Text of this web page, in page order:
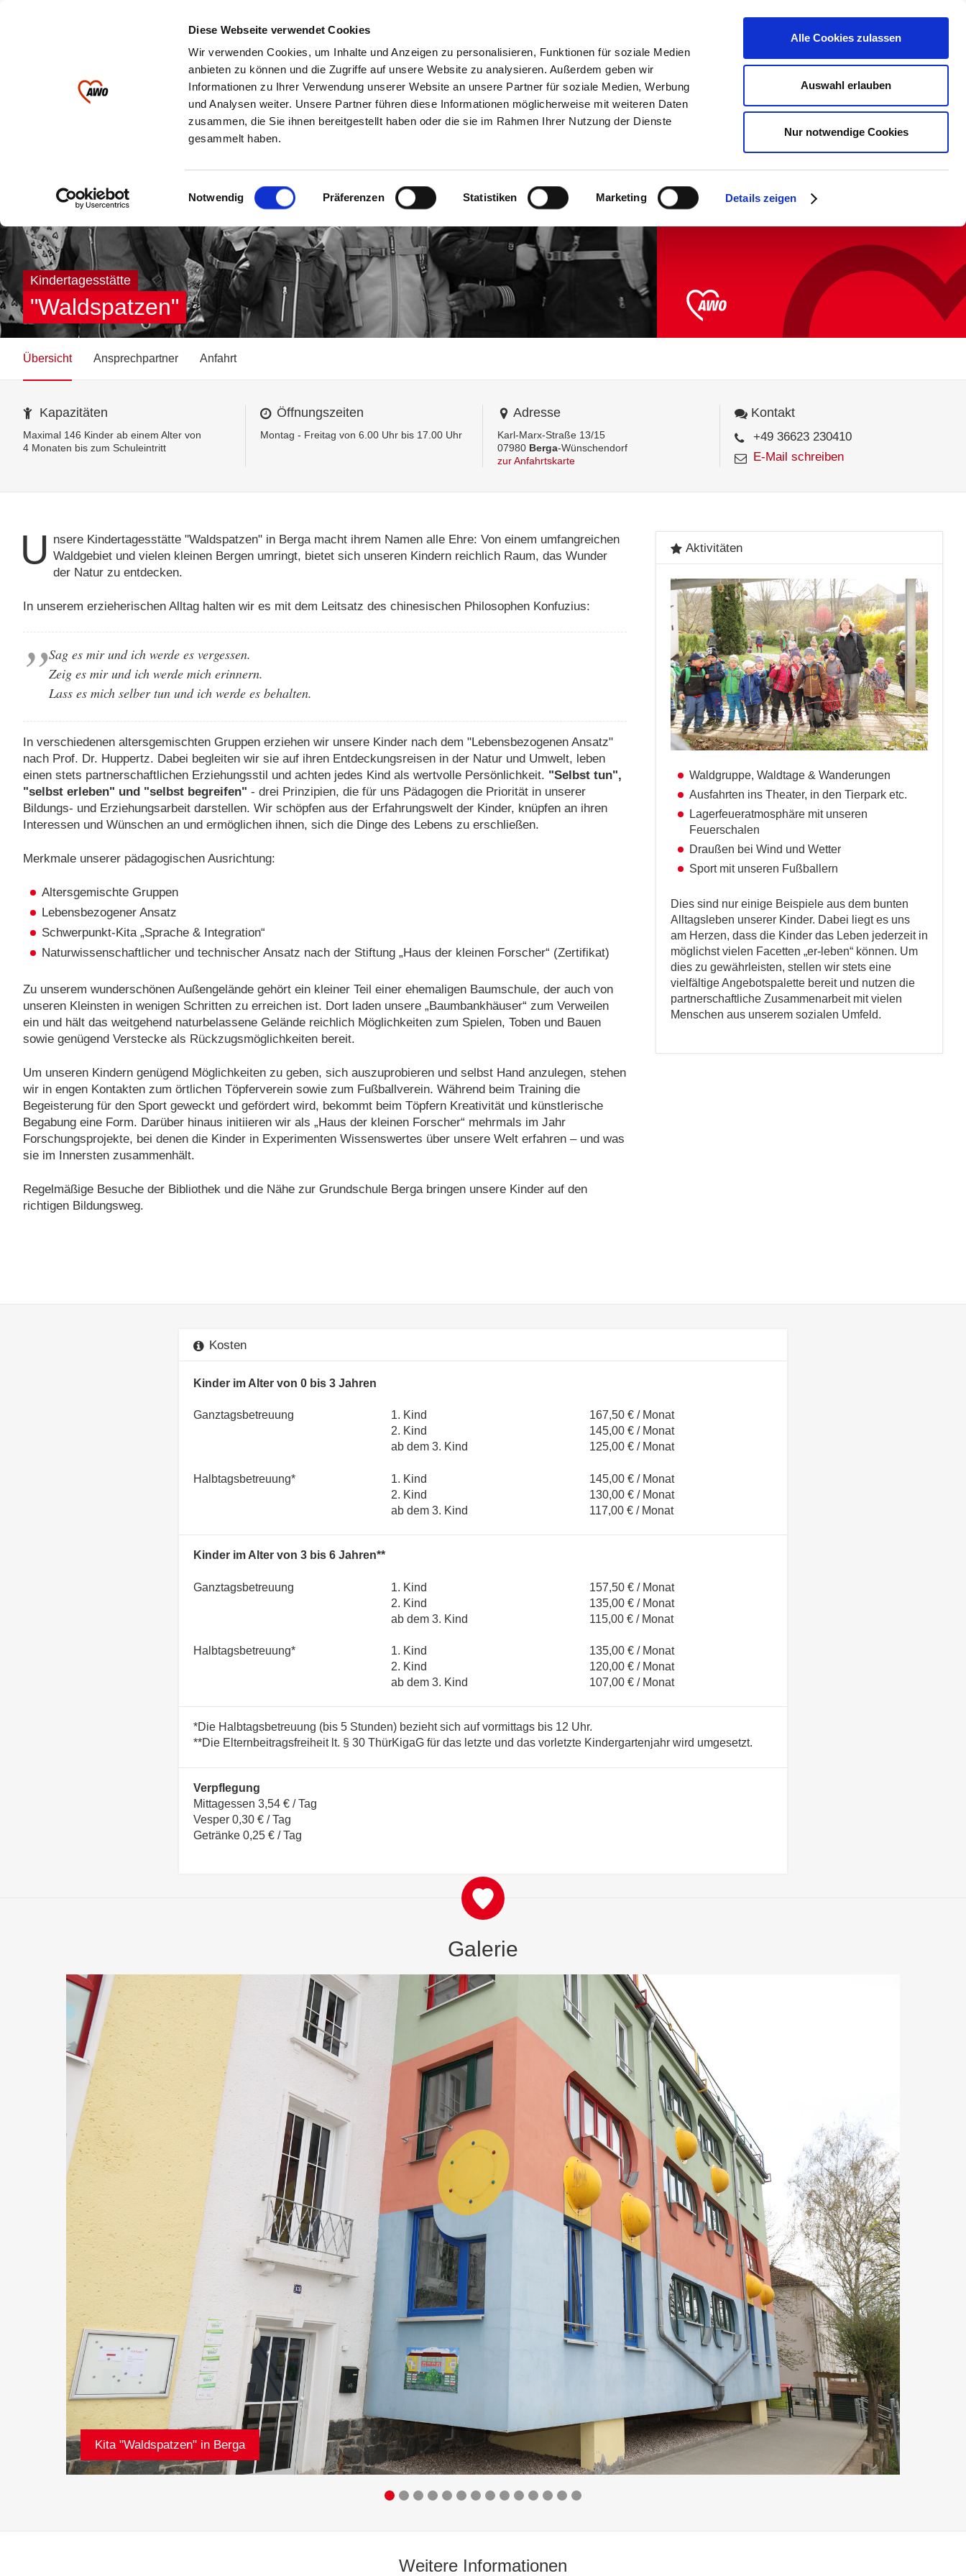
Diese Webseite verwendet Cookies
Wir verwenden Cookies, um Inhalte und Anzeigen zu personalisieren, Funktionen für soziale Medien
anbieten zu können und die Zugriffe auf unsere Website zu analysieren. Außerdem geben wir
Informationen zu Ihrer Verwendung unserer Website an unsere Partner für soziale Medien, Werbung
und Analysen weiter. Unsere Partner führen diese Informationen möglicherweise mit weiteren Daten
zusammen, die Sie ihnen bereitgestellt haben oder die sie im Rahmen Ihrer Nutzung der Dienste
gesammelt haben.
Einwilligungsauswahl
Notwendig Präferenzen Statistiken Marketing Details zeigen
Alle Cookies zulassen
Auswahl erlauben
Nur notwendige Cookies
Schriftgröße
Einrichtungen
Kinder & Jugendliche Pflege Wohnen & Begegnung Weitere Angebote Über uns
Kindertagesstätte
"Waldspatzen"
Selbst tun, selbst
erleben
und selbst begreifen.
Übersicht Ansprechpartner Anfahrt
Kapazitäten
Maximal 146 Kinder ab einem Alter von
4 Monaten bis zum Schuleintritt
Öffnungszeiten
Montag - Freitag von 6.00 Uhr bis 17.00 Uhr
Adresse
Karl-Marx-Straße 13/15
07980 Berga-Wünschendorf
zur Anfahrtskarte
Kontakt
+49 36623 230410
E-Mail schreiben
U nsere Kindertagesstätte "Waldspatzen" in Berga macht ihrem Namen alle Ehre: Von einem umfangreichen
Waldgebiet und vielen kleinen Bergen umringt, bietet sich unseren Kindern reichlich Raum, das Wunder
der Natur zu entdecken.
In unserem erzieherischen Alltag halten wir es mit dem Leitsatz des chinesischen Philosophen Konfuzius:
Sag es mir und ich werde es vergessen.
Zeig es mir und ich werde mich erinnern.
Lass es mich selber tun und ich werde es behalten.
In verschiedenen altersgemischten Gruppen erziehen wir unsere Kinder nach dem "Lebensbezogenen Ansatz"
nach Prof. Dr. Huppertz. Dabei begleiten wir sie auf ihren Entdeckungsreisen in der Natur und Umwelt, leben
einen stets partnerschaftlichen Erziehungsstil und achten jedes Kind als wertvolle Persönlichkeit. "Selbst tun",
"selbst erleben" und "selbst begreifen" - drei Prinzipien, die für uns Pädagogen die Priorität in unserer
Bildungs- und Erziehungsarbeit darstellen. Wir schöpfen aus der Erfahrungswelt der Kinder, knüpfen an ihren
Interessen und Wünschen an und ermöglichen ihnen, sich die Dinge des Lebens zu erschließen.
Merkmale unserer pädagogischen Ausrichtung:
Altersgemischte Gruppen
Lebensbezogener Ansatz
Schwerpunkt-Kita „Sprache & Integration“
Naturwissenschaftlicher und technischer Ansatz nach der Stiftung „Haus der kleinen Forscher“ (Zertifikat)
Zu unserem wunderschönen Außengelände gehört ein kleiner Teil einer ehemaligen Baumschule, der auch von
unseren Kleinsten in wenigen Schritten zu erreichen ist. Dort laden unsere „Baumbankhäuser“ zum Verweilen
ein und hält das weitgehend naturbelassene Gelände reichlich Möglichkeiten zum Spielen, Toben und Bauen
sowie genügend Verstecke als Rückzugsmöglichkeiten bereit.
Um unseren Kindern genügend Möglichkeiten zu geben, sich auszuprobieren und selbst Hand anzulegen, stehen
wir in engen Kontakten zum örtlichen Töpferverein sowie zum Fußballverein. Während beim Training die
Begeisterung für den Sport geweckt und gefördert wird, bekommt beim Töpfern Kreativität und künstlerische
Begabung eine Form. Darüber hinaus initiieren wir als „Haus der kleinen Forscher“ mehrmals im Jahr
Forschungsprojekte, bei denen die Kinder in Experimenten Wissenswertes über unsere Welt erfahren – und was
sie im Innersten zusammenhält.
Regelmäßige Besuche der Bibliothek und die Nähe zur Grundschule Berga bringen unsere Kinder auf den
richtigen Bildungsweg.
Aktivitäten
Waldgruppe, Waldtage & Wanderungen
Ausfahrten ins Theater, in den Tierpark etc.
Lagerfeueratmosphäre mit unseren
Feuerschalen
Draußen bei Wind und Wetter
Sport mit unseren Fußballern
Dies sind nur einige Beispiele aus dem bunten
Alltagsleben unserer Kinder. Dabei liegt es uns
am Herzen, dass die Kinder das Leben jederzeit in
möglichst vielen Facetten „er-leben“ können. Um
dies zu gewährleisten, stellen wir stets eine
vielfältige Angebotspalette bereit und nutzen die
partnerschaftliche Zusammenarbeit mit vielen
Menschen aus unserem sozialen Umfeld.
Kosten
Kinder im Alter von 0 bis 3 Jahren
Ganztagsbetreuung
1. Kind
2. Kind
ab dem 3. Kind
167,50 € / Monat
145,00 € / Monat
125,00 € / Monat
Halbtagsbetreuung*
1. Kind
2. Kind
ab dem 3. Kind
145,00 € / Monat
130,00 € / Monat
117,00 € / Monat
Kinder im Alter von 3 bis 6 Jahren**
Ganztagsbetreuung
1. Kind
2. Kind
ab dem 3. Kind
157,50 € / Monat
135,00 € / Monat
115,00 € / Monat
Halbtagsbetreuung*
1. Kind
2. Kind
ab dem 3. Kind
135,00 € / Monat
120,00 € / Monat
107,00 € / Monat
*Die Halbtagsbetreuung (bis 5 Stunden) bezieht sich auf vormittags bis 12 Uhr.
**Die Elternbeitragsfreiheit lt. § 30 ThürKigaG für das letzte und das vorletzte Kindergartenjahr wird umgesetzt.
Verpflegung
Mittagessen 3,54 € / Tag
Vesper 0,30 € / Tag
Getränke 0,25 € / Tag
Galerie
Kita "Waldspatzen" in Berga
Weitere Informationen